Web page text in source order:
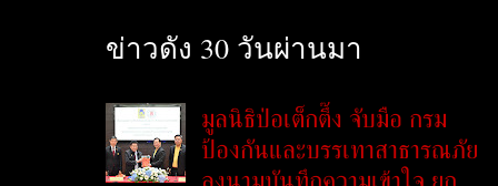
ข่าวดัง 30 วันผ่านมา
มูลนิธิป่อเต็กตึ๊ง จับมือ กรม
ป้องกันและบรรเทาสาธารณภัย